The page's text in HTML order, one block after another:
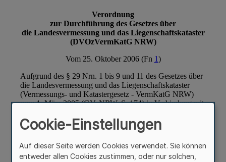
Cookie-Einstellungen
Auf dieser Seite werden Cookies verwendet. Sie können
entweder allen Cookies zustimmen, oder nur solchen,